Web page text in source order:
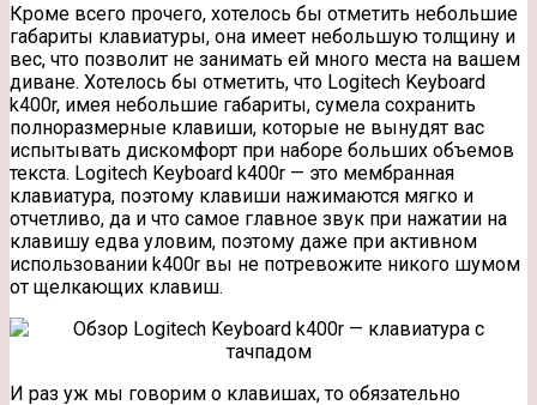
Кроме всего прочего, хотелось бы отметить небольшие
габариты клавиатуры, она имеет небольшую толщину и
вес, что позволит не занимать ей много места на вашем
диване. Хотелось бы отметить, что Logitech Keyboard
k400r, имея небольшие габариты, сумела сохранить
полноразмерные клавиши, которые не вынудят вас
испытывать дискомфорт при наборе больших объемов
текста. Logitech Keyboard k400r — это мембранная
клавиатура, поэтому клавиши нажимаются мягко и
отчетливо, да и что самое главное звук при нажатии на
клавишу едва уловим, поэтому даже при активном
использовании k400r вы не потревожите никого шумом
от щелкающих клавиш.
И раз уж мы говорим о клавишах, то обязательно